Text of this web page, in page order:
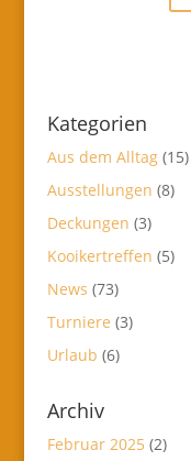
Kategorien
Aus dem Alltag(15)
Ausstellungen (8)
Deckungen (3)
Kooikertreffen (5)
News (73)
Turniere (3)
Urlaub (6)
Archiv
Februar 2025 (2)